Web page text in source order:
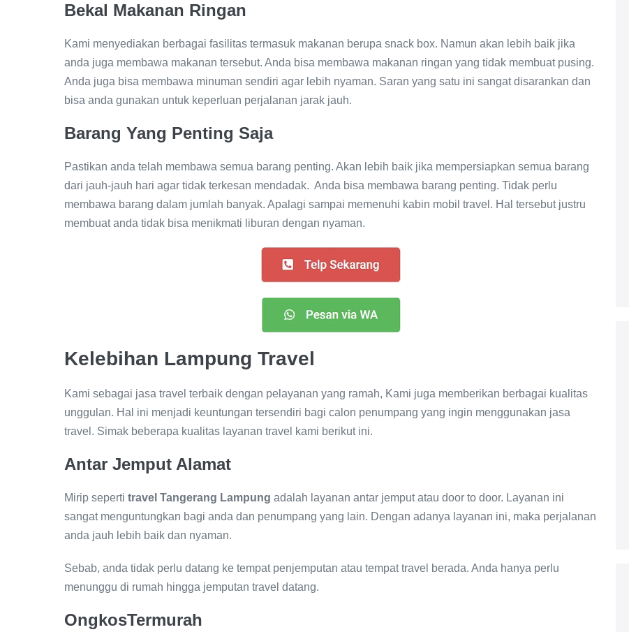
Bekal Makanan Ringan
Kami menyediakan berbagai fasilitas termasuk makanan berupa snack box. Namun akan lebih baik jika
anda juga membawa makanan tersebut. Anda bisa membawa makanan ringan yang tidak membuat pusing.
Anda juga bisa membawa minuman sendiri agar lebih nyaman. Saran yang satu ini sangat disarankan dan
bisa anda gunakan untuk keperluan perjalanan jarak jauh.
Barang Yang Penting Saja
Pastikan anda telah membawa semua barang penting. Akan lebih baik jika mempersiapkan semua barang
dari jauh-jauh hari agar tidak terkesan mendadak. Anda bisa membawa barang penting. Tidak perlu
membawa barang dalam jumlah banyak. Apalagi sampai memenuhi kabin mobil travel. Hal tersebut justru
membuat anda tidak bisa menikmati liburan dengan nyaman.
Kelebihan Lampung Travel
Kami sebagai jasa travel terbaik dengan pelayanan yang ramah, Kami juga memberikan berbagai kualitas
unggulan. Hal ini menjadi keuntungan tersendiri bagi calon penumpang yang ingin menggunakan jasa
travel. Simak beberapa kualitas layanan travel kami berikut ini.
Antar Jemput Alamat
Mirip seperti travel Tangerang Lampung adalah layanan antar jemput atau door to door. Layanan ini
sangat menguntungkan bagi anda dan penumpang yang lain. Dengan adanya layanan ini, maka perjalanan
anda jauh lebih baik dan nyaman.
Sebab, anda tidak perlu datang ke tempat penjemputan atau tempat travel berada. Anda hanya perlu
menunggu di rumah hingga jemputan travel datang.
OngkosTermurah